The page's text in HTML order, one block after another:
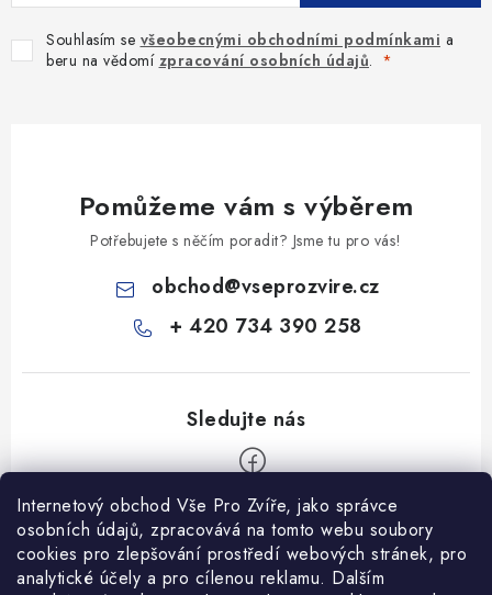
Internetový obchod Vše Pro Zvíře, jako správce
osobních údajů, zpracovává na tomto webu soubory
cookies pro zlepšování prostředí webových stránek, pro
analytické účely a pro cílenou reklamu. Dalším
Souhlasím se všeobecnými obchodními podmínkami a
beru na vědomí zpracování osobních údajů.
Pomůžeme vám s výběrem
Potřebujete s něčím poradit? Jsme tu pro vás!
obchod@vseprozvire.cz
+ 420 734 390 258
Informace pro Vás